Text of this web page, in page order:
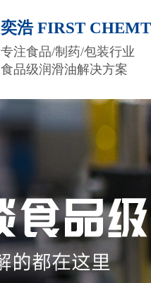
奕浩 FIRST
专注食品/制药/包装行业
食品级润滑油解决方案